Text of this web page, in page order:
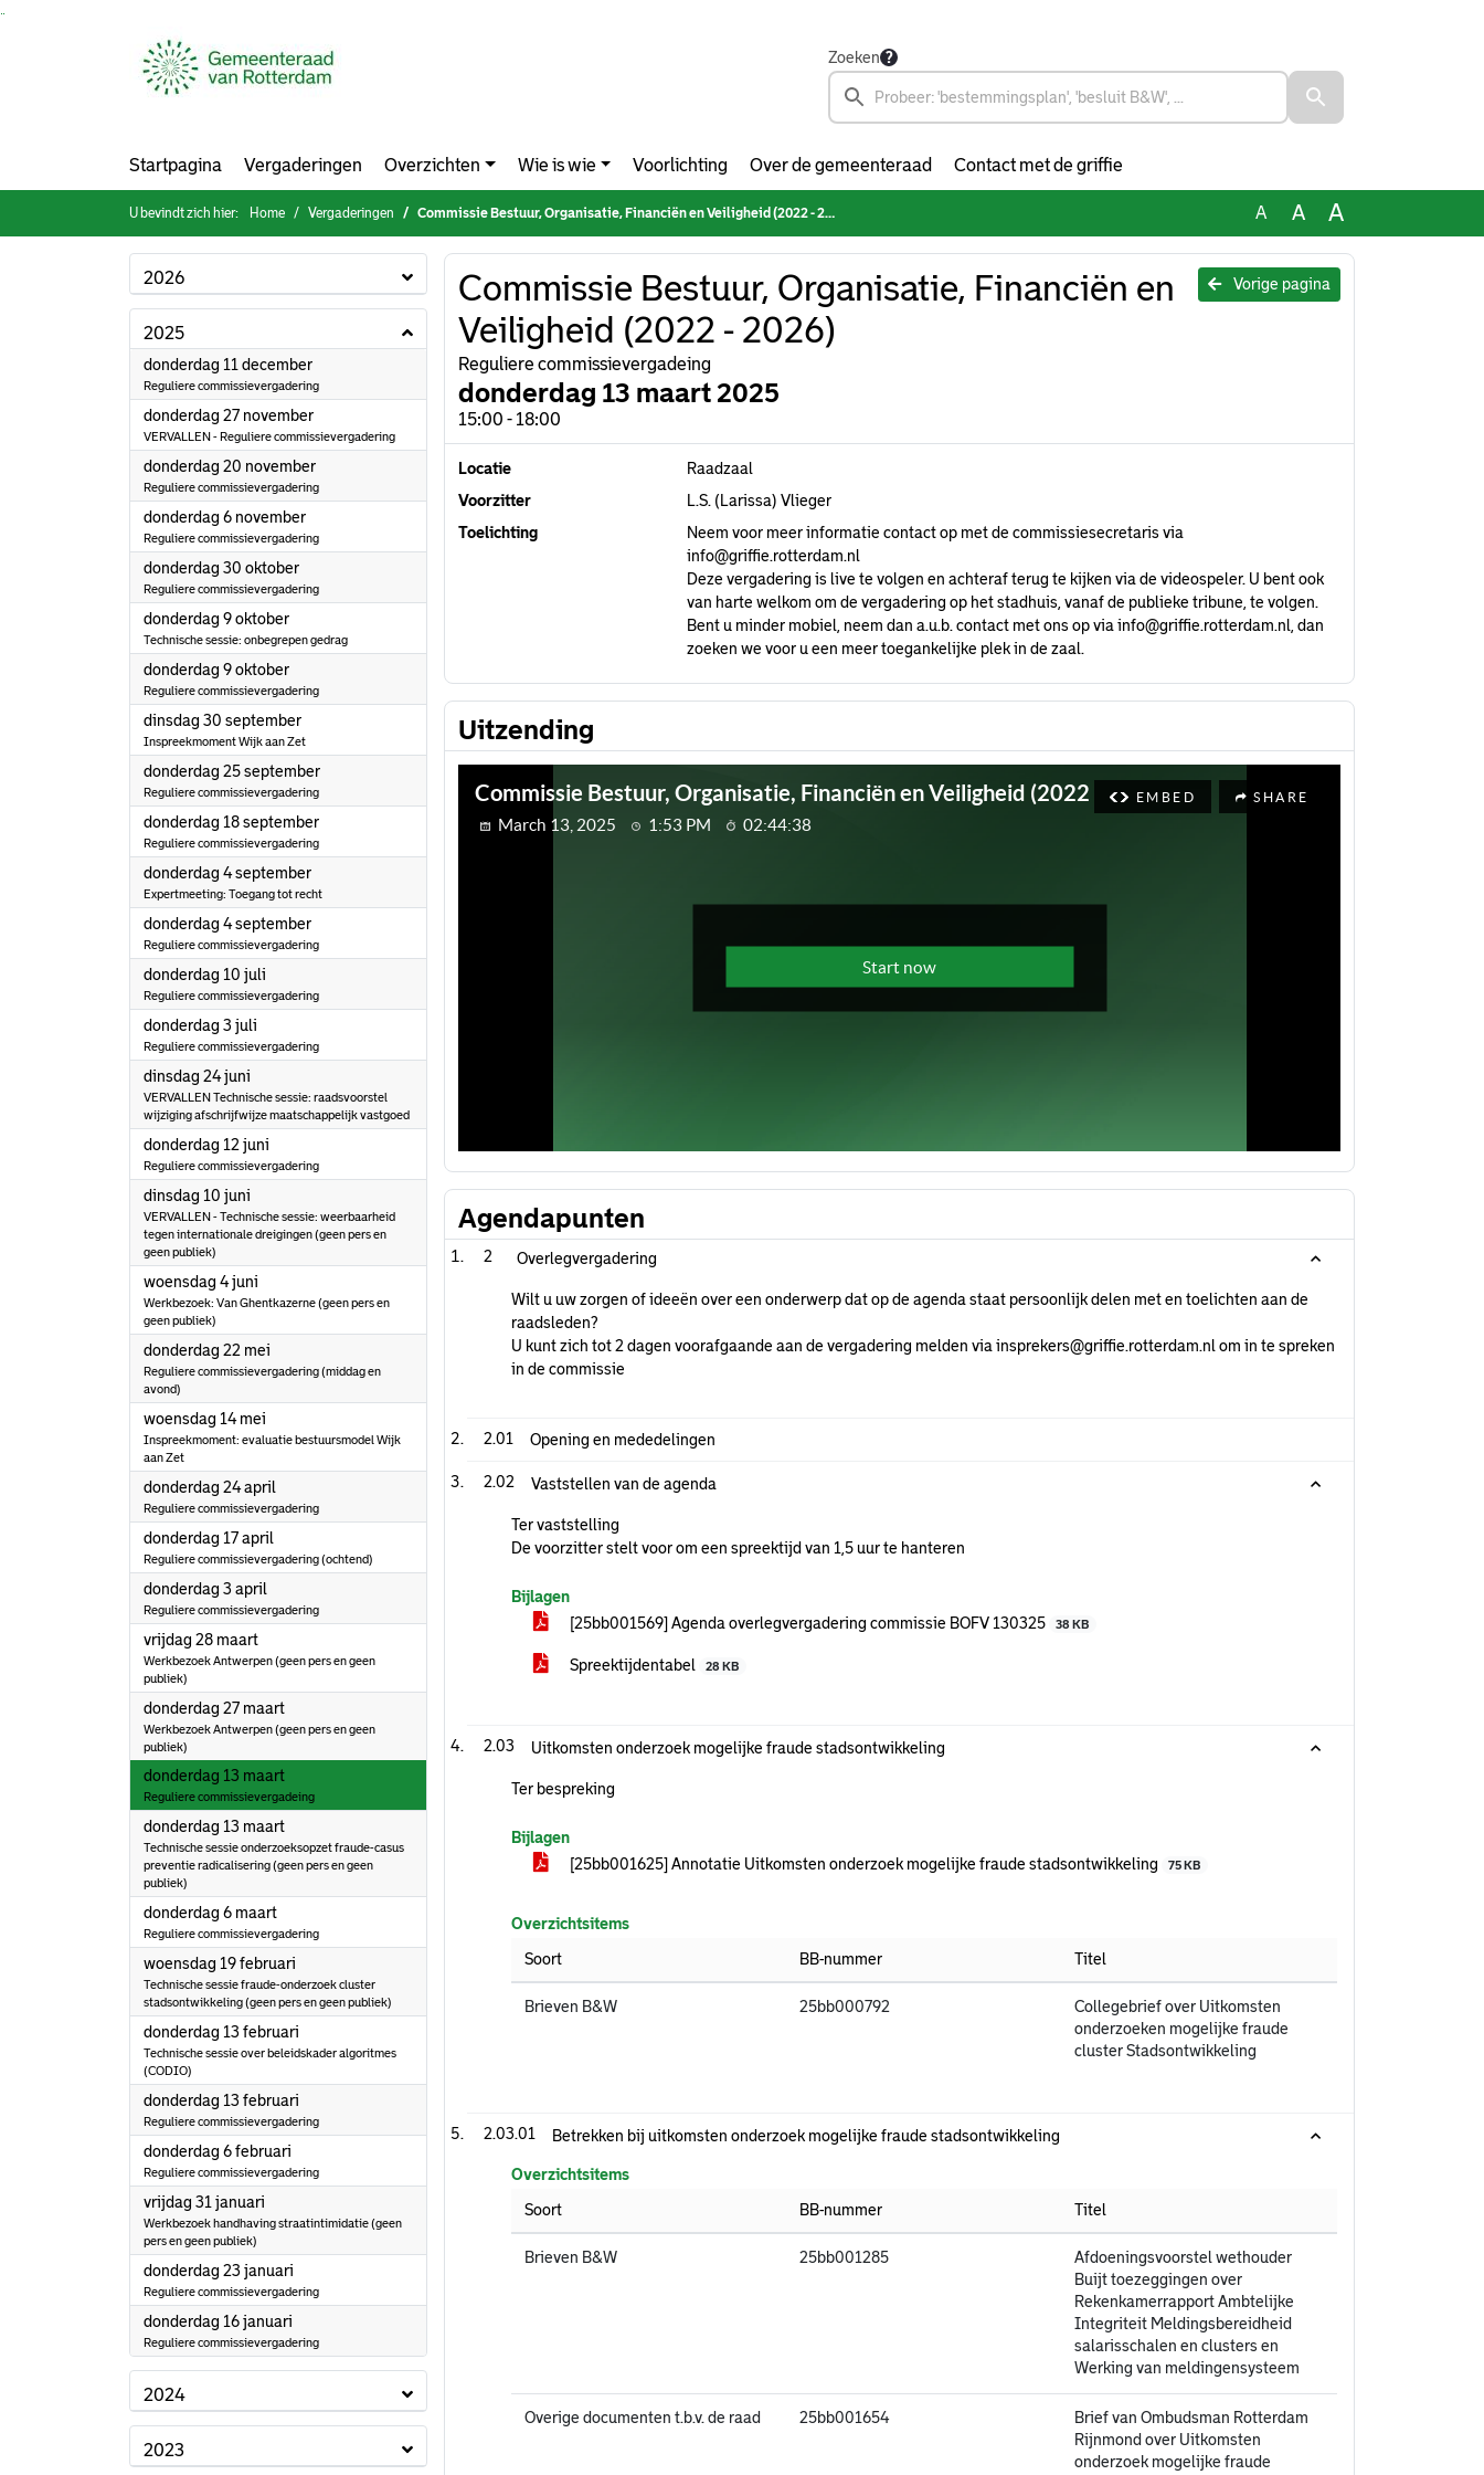
Zoeken
Startpagina Vergaderingen Overzichten Wie is wie Voorlichting Over de gemeenteraad Contact met de griffie
U bevindt zich hier: Home Vergaderingen Commissie Bestuur, Organisatie, Financiën en Veiligheid (2022 - 2026) A A A
2026
2025
donderdag 11 december2025
Reguliere commissievergadering
donderdag 27 november2025
VERVALLEN - Reguliere commissievergadering
donderdag 20 november2025
Reguliere commissievergadering
donderdag 6 november2025
Reguliere commissievergadering
donderdag 30 oktober2025
Reguliere commissievergadering
donderdag 9 oktober2025
Technische sessie: onbegrepen gedrag
donderdag 9 oktober2025
Reguliere commissievergadering
dinsdag 30 september2025
Inspreekmoment Wijk aan Zet
donderdag 25 september2025
Reguliere commissievergadering
donderdag 18 september2025
Reguliere commissievergadering
donderdag 4 september2025
Expertmeeting: Toegang tot recht
donderdag 4 september2025
Reguliere commissievergadering
donderdag 10 juli
Reguliere commissievergadering
donderdag 3 juli
Reguliere commissievergadering
dinsdag 24 juni
VERVALLEN Technische sessie: raadsvoorstel
wijziging afschrijfwijze maatschappelijk vastgoed
donderdag 12 juni
Reguliere commissievergadering
dinsdag 10 juni
VERVALLEN - Technische sessie: weerbaarheid
tegen internationale dreigingen (geen pers en
geen publiek)
woensdag 4 juni
Werkbezoek: Van Ghentkazerne (geen pers en
geen publiek)
donderdag 22 mei
Reguliere commissievergadering (middag en
avond)
woensdag 14 mei
Inspreekmoment: evaluatie bestuursmodel Wijk
aan Zet
donderdag 24 april
Reguliere commissievergadering
donderdag 17 april
Reguliere commissievergadering (ochtend)
donderdag 3 april
Reguliere commissievergadering
vrijdag 28 maart2025
Werkbezoek Antwerpen (geen pers en geen
publiek)
donderdag 27 maart2025
Werkbezoek Antwerpen (geen pers en geen
publiek)
donderdag 13 maart2025
Reguliere commissievergadeing
donderdag 13 maart2025
Technische sessie onderzoeksopzet fraude-casus
preventie radicalisering (geen pers en geen
publiek)
donderdag 6 maart2025
Reguliere commissievergadering
woensdag 19 februari
Technische sessie fraude-onderzoek cluster
stadsontwikkeling (geen pers en geen publiek)
donderdag 13 februari
Technische sessie over beleidskader algoritmes
(CODIO)
donderdag 13 februari
Reguliere commissievergadering
donderdag 6 februari
Reguliere commissievergadering
vrijdag 31 januari
Werkbezoek handhaving straatintimidatie (geen
pers en geen publiek)
donderdag 23 januari
Reguliere commissievergadering
donderdag 16 januari
Reguliere commissievergadering
2024
2023
Vorige pagina
Commissie Bestuur, Organisatie, Financiën en
Veiligheid (2022 - 2026)
Reguliere commissievergadeing
donderdag 13 maart 2025
15:00 - 18:00
Locatie
Raadzaal
Voorzitter
L.S. (Larissa) Vlieger
Toelichting
Neem voor meer informatie contact op met de commissiesecretaris via
info@griffie.rotterdam.nl
Deze vergadering is live te volgen en achteraf terug te kijken via de videospeler. U bent ook
van harte welkom om de vergadering op het stadhuis, vanaf de publieke tribune, te volgen.
Bent u minder mobiel, neem dan a.u.b. contact met ons op viainfo@griffie.rotterdam.nl , dan
zoeken we voor u een meer toegankelijke plek in de zaal.
Uitzending
Agendapunten
2 Overlegvergadering
Wilt u uw zorgen of ideeën over een onderwerp dat op de agenda staat persoonlijk delen met en toelichten aan de
raadsleden?
U kunt zich tot 2 dagen voorafgaande aan de vergadering melden via insprekers@griffie.rotterdam.nl om in te spreken
in de commissie
2.01 Opening en mededelingen
2.02 Vaststellen van de agenda
Ter vaststelling
De voorzitter stelt voor om een spreektijd van 1,5 uur te hanteren
Bijlagen
[25bb001569] Agenda overlegvergadering commissie BOFV 130325
38 KB
Spreektijdentabel 28 KB
2.03 Uitkomsten onderzoek mogelijke fraude stadsontwikkeling
Ter bespreking
Bijlagen
[25bb001625] Annotatie Uitkomsten onderzoek mogelijke fraude stadsontwikkeling
75 KB
Overzichtsitems
Soort
BB-nummer Titel
Brieven B&W 25bb000792
Collegebrief over Uitkomsten
onderzoeken mogelijke fraude
cluster Stadsontwikkeling
2.03.01 Betrekken bij uitkomsten onderzoek mogelijke fraude stadsontwikkeling
Overzichtsitems
Soort
BB-nummer Titel
Brieven B&W 25bb001285
Afdoeningsvoorstel wethouder
Buijt toezeggingen over
Rekenkamerrapport Ambtelijke
Integriteit Meldingsbereidheid
salarisschalen en clusters en
Werking van meldingensysteem
Overige documenten t.b.v. de raad 25bb001654
Brief van Ombudsman Rotterdam
Rijnmond over Uitkomsten
onderzoek mogelijke fraude